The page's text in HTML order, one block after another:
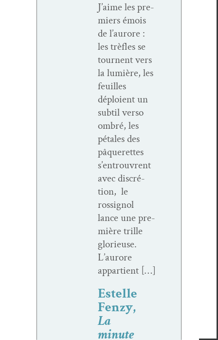
J’aime les pre­
miers émois
de l’aurore :
les trèfles se
tour­nent vers
la lumière, les
feuilles
déploient un
sub­til ver­so
ombré, les
pétales des
pâquerettes
s’entrouvrent
avec dis­cré­
tion, le
rossig­nol
lance une pre­
mière trille
glo­rieuse.
L’aurore
appartient […]
Estelle
Fenzy,
La
minute